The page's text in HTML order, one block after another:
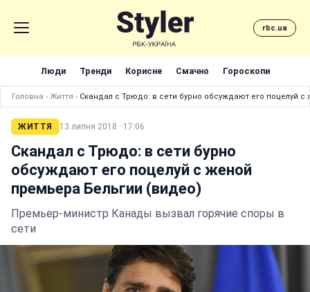
rbc.ua
Люди Тренди Корисне Смачно Гороскопи
Головна › Життя › Скандал с Трюдо: в сети бурно обсуждают его поцелуй
ЖИТТЯ 13 липня 2018 · 17:06
Скандал с Трюдо: в сети бурно
обсуждают его поцелуй с женой
премьера Бельгии (видео)
Премьер-министр Канады вызвал горячие споры в
сети